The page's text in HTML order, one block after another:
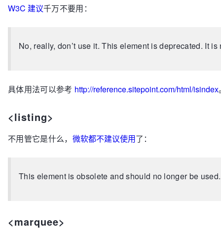
W3C 建议千万不要用：
No, really, don’t use it. This element is deprecated. It
具体用法可以参考 http://reference.sitepoint.com/html/isindex
<listing>
不用管它是什么， 微软都不建议使用了：
<marquee>